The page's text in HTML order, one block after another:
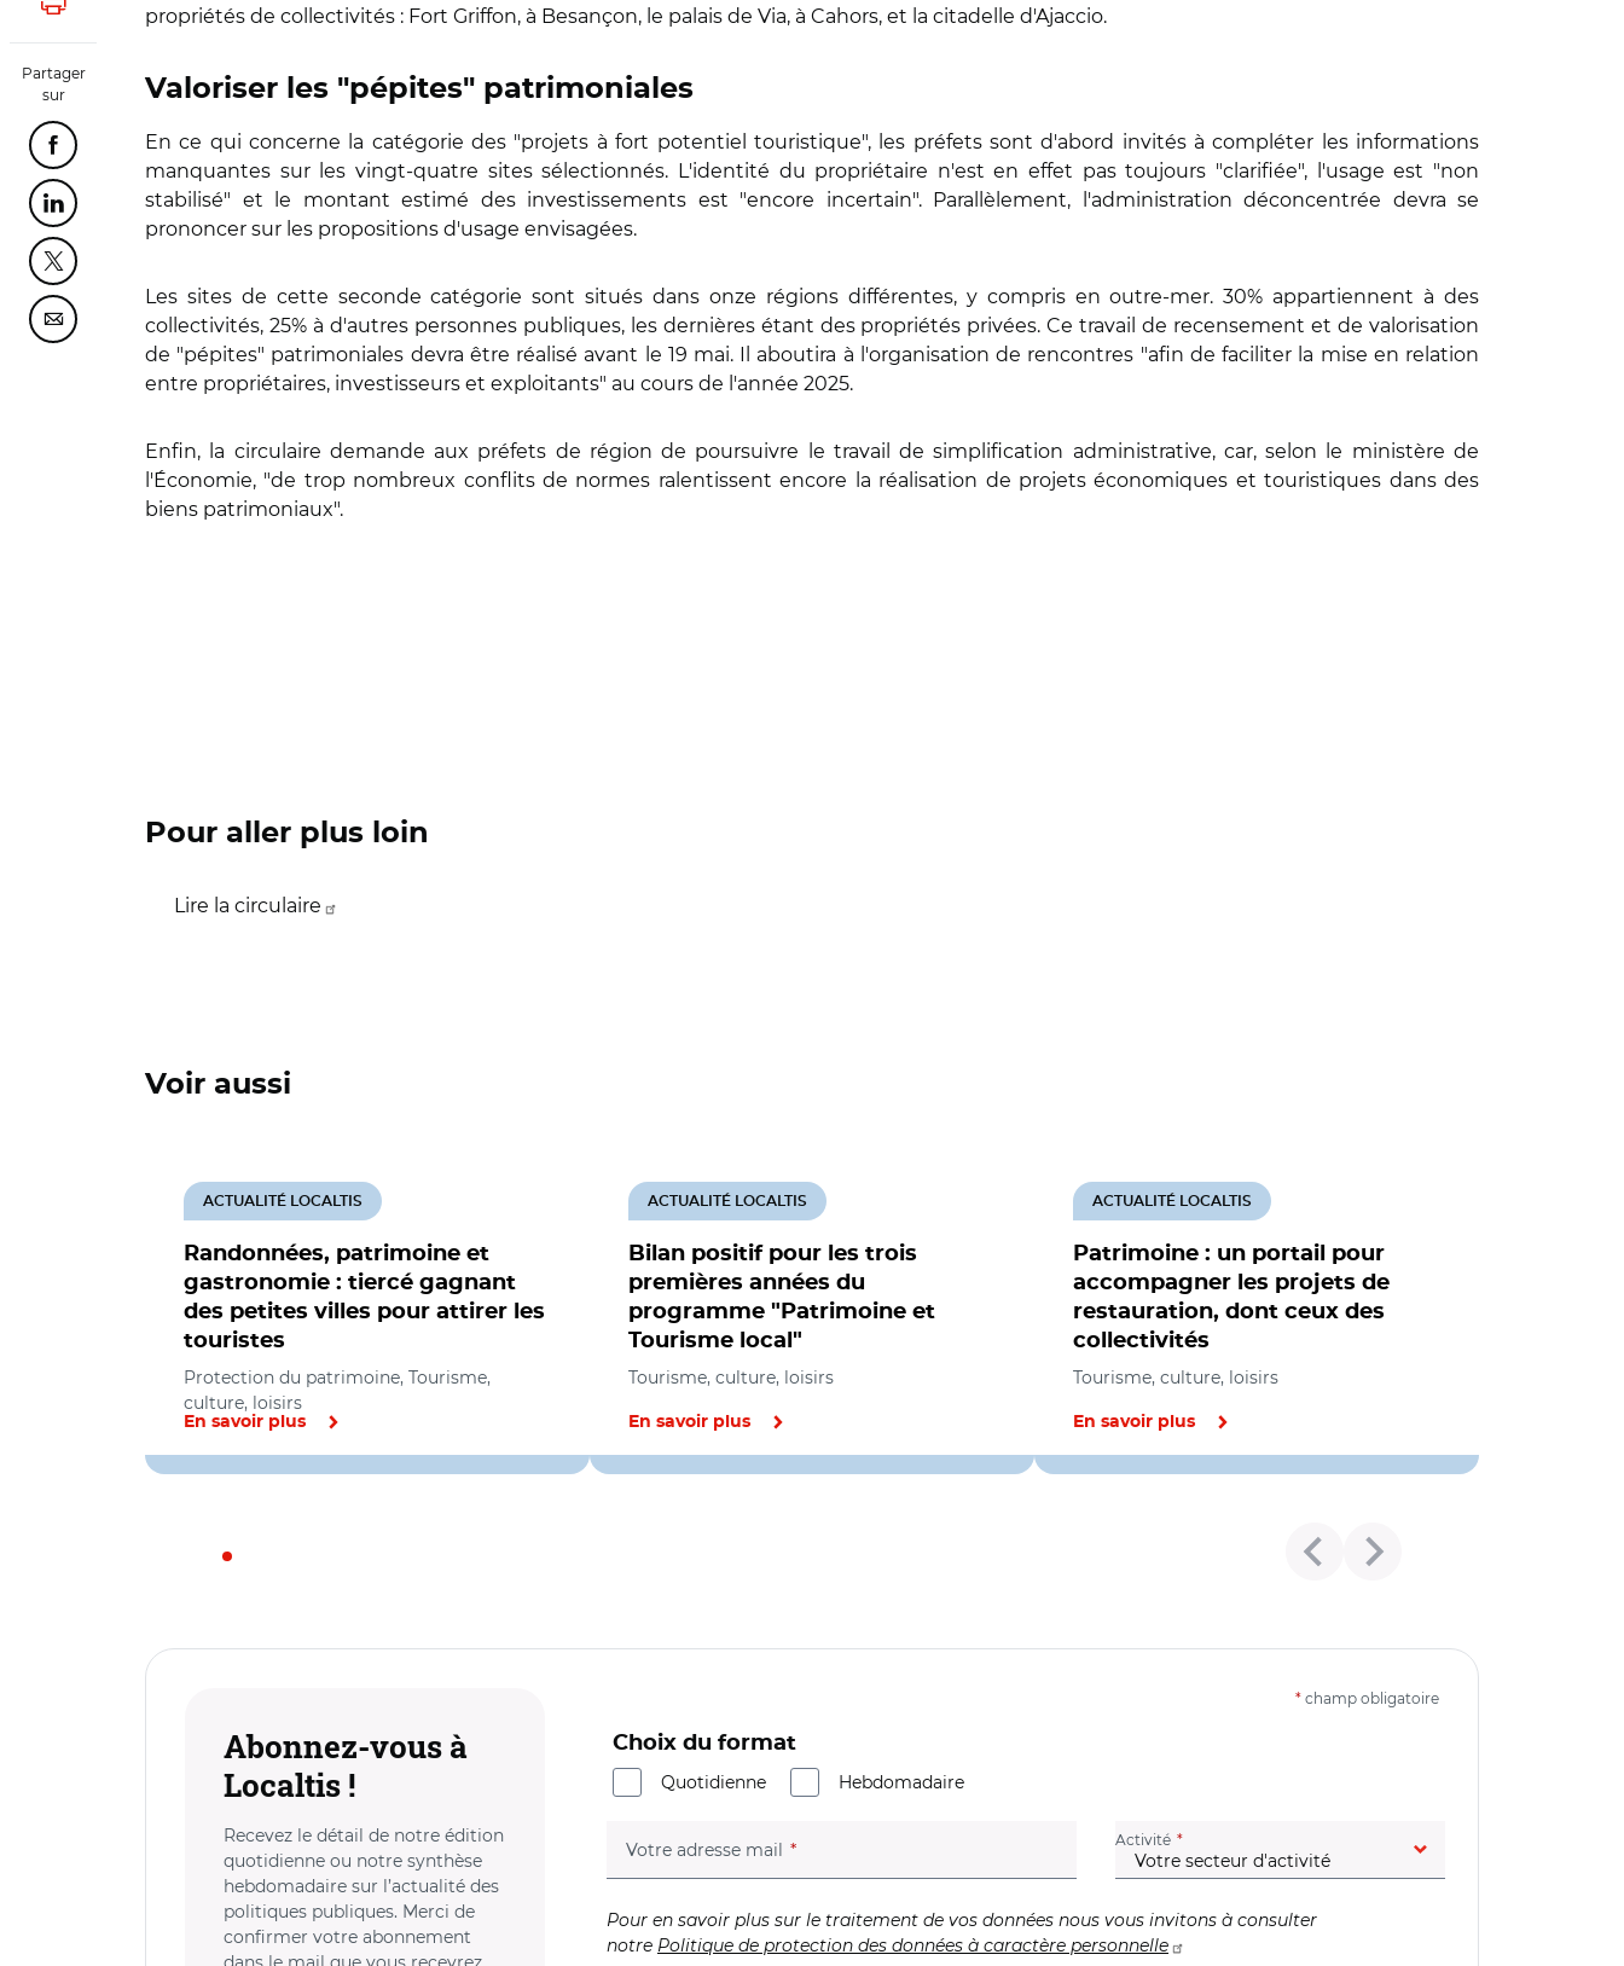
Lancer l'impression
Partager
sur
Partager cette page sur Facebook
Partager cette page sur Linkedin
Partager cette page sur Twitter
Partager cette page sur Courriel
propriétés de collectivités : Fort Griffon, à Besançon, le palais de Via, à Cahors, et la citadelle d'Ajaccio.
Valoriser les "pépites" patrimoniales
En ce qui concerne la catégorie des "projets à fort potentiel touristique", les préfets sont d'abord invités à compléter les informations
manquantes sur les vingt-quatre sites sélectionnés. L'identité du propriétaire n'est en effet pas toujours "clarifiée", l'usage est "non
stabilisé" et le montant estimé des investissements est "encore incertain". Parallèlement, l'administration déconcentrée devra se
prononcer sur les propositions d'usage envisagées.
Les sites de cette seconde catégorie sont situés dans onze régions différentes, y compris en outre-mer. 30% appartiennent à des
collectivités, 25% à d'autres personnes publiques, les dernières étant des propriétés privées. Ce travail de recensement et de valorisation
de "pépites" patrimoniales devra être réalisé avant le 19 mai. Il aboutira à l'organisation de rencontres "afin de faciliter la mise en relation
entre propriétaires, investisseurs et exploitants" au cours de l'année 2025.
Enfin, la circulaire demande aux préfets de région de poursuivre le travail de simplification administrative, car, selon le ministère de
l'Économie, "de trop nombreux conflits de normes ralentissent encore la réalisation de projets économiques et touristiques dans des
biens patrimoniaux".
Pour aller plus loin
Lire la circulaire
Voir aussi
Randonnées, patrimoine et
gastronomie : tiercé gagnant
des petites villes pour attirer les
touristes
ACTUALITÉ LOCALTIS
Protection du patrimoine, Tourisme,
culture, loisirs
En savoir plus
Bilan positif pour les trois
premières années du
programme "Patrimoine et
Tourisme local"
ACTUALITÉ LOCALTIS
Tourisme, culture, loisirs
En savoir plus
Patrimoine : un portail pour
accompagner les projets de
restauration, dont ceux des
collectivités
ACTUALITÉ LOCALTIS
Tourisme, culture, loisirs
En savoir plus
Abonnez-vous à
Localtis !
Recevez le détail de notre édition
quotidienne ou notre synthèse
hebdomadaire sur l’actualité des
politiques publiques. Merci de
confirmer votre abonnement
* champ obligatoire
Choix du format
Quotidienne
Hebdomadaire
Votre adresse mail (champ obligatoire) Activité (champ obligatoire)
Pour en savoir plus sur le traitement de vos données nous vous invitons à consulter
notre Politique de protection des données à caractère personnelle